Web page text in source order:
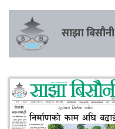
साझा बिसौनी